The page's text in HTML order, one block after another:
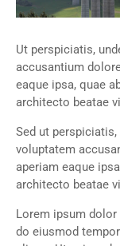
Ut perspiciatis,
accusantium
eaque ipsa, quae
architecto beatae
Sed ut
voluptatem
aperiam eaque
architecto beatae
Lorem ipsum
do eiusmod